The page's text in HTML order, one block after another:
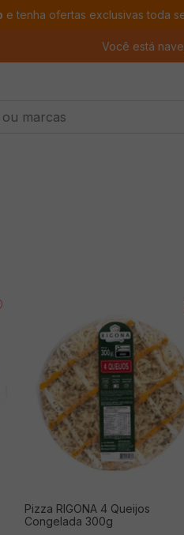
e tenha ofertas exclusivas toda
Você está
Pizza RIGONA 4 Queijos
Congelada 300g